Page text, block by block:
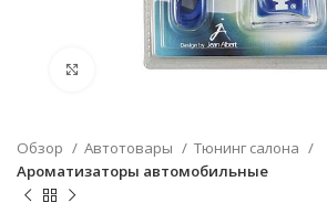
Увеличить
Обзор Автотовары
Тюнинг салона
Ароматизаторы автомобильные